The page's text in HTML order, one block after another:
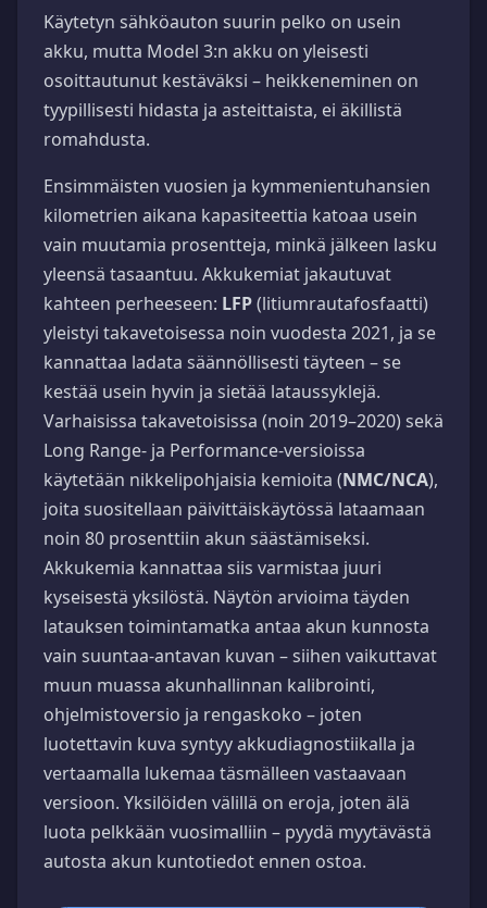
Käytetyn sähköauton suurin pelko on usein
akku, mutta Model 3:n akku on yleisesti
osoittautunut kestäväksi – heikkeneminen on
tyypillisesti hidasta ja asteittaista, ei äkillistä
romahdusta.
Ensimmäisten vuosien ja kymmenientuhansien
kilometrien aikana kapasiteettia katoaa usein
vain muutamia prosentteja, minkä jälkeen lasku
yleensä tasaantuu. Akkukemiat jakautuvat
kahteen perheeseen: LFP(litiumrautafosfaatti)
yleistyi takavetoisessa noin vuodesta 2021, ja se
kannattaa ladata säännöllisesti täyteen – se
kestää usein hyvin ja sietää lataussyklejä.
Varhaisissa takavetoisissa (noin 2019–2020) sekä
Long Range- ja Performance-versioissa
käytetään nikkelipohjaisia kemioita (NMC/NCA),
joita suositellaan päivittäiskäytössä lataamaan
noin 80 prosenttiin akun säästämiseksi.
Akkukemia kannattaa siis varmistaa juuri
kyseisestä yksilöstä. Näytön arvioima täyden
latauksen toimintamatka antaa akun kunnosta
vain suuntaa-antavan kuvan – siihen vaikuttavat
muun muassa akunhallinnan kalibrointi,
ohjelmistoversio ja rengaskoko – joten
luotettavin kuva syntyy akkudiagnostiikalla ja
vertaamalla lukemaa täsmälleen vastaavaan
versioon. Yksilöiden välillä on eroja, joten älä
luota pelkkään vuosimalliin – pyydä myytävästä
autosta akun kuntotiedot ennen ostoa.